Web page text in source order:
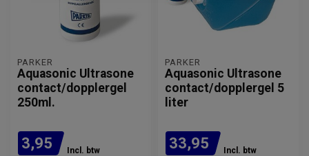
PARKER
Aquasonic Ultrasone
contact/dopplergel
250ml.
3,95 Incl. btw
PARKER
Aquasonic Ultrasone
contact/dopplergel 5
liter
33,95 Incl. btw